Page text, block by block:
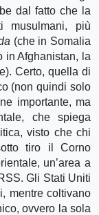
dal fatto che la
musulmani, più
(che in Somalia
in Afghanistan, la
Certo, quella di
(non quindi solo
importante, ma
che spiega
visto che chi
tiro il Corno
un’area a
Gli Stati Uniti
mentre coltivano
ovvero la sola